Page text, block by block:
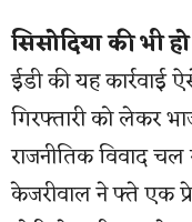
सिसोदिया की भी
ईडी की यह
गिरफ्तारी को लेकर
राजनीतिक विवाद
केजरीवाल ने फ्ते एक